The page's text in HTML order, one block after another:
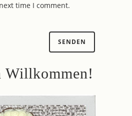
time I comment.
Willkommen!